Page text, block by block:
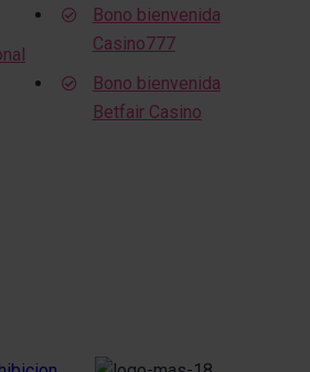
Bono bienvenida
Casino777
Bono bienvenida
Betfair Casino